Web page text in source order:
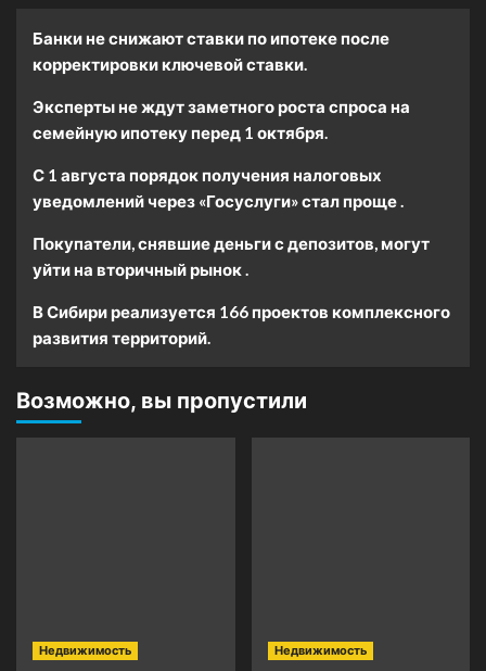
Банки не снижают ставки по ипотеке после
корректировки ключевой ставки.
Эксперты не ждут заметного роста спроса на
семейную ипотеку перед 1 октября.
С 1 августа порядок получения налоговых
уведомлений через «Госуслуги» стал проще .
Покупатели, снявшие деньги с депозитов, могут
уйти на вторичный рынок .
В Сибири реализуется 166 проектов комплексного
развития территорий.
Возможно, вы пропустили
Недвижимость Недвижимость